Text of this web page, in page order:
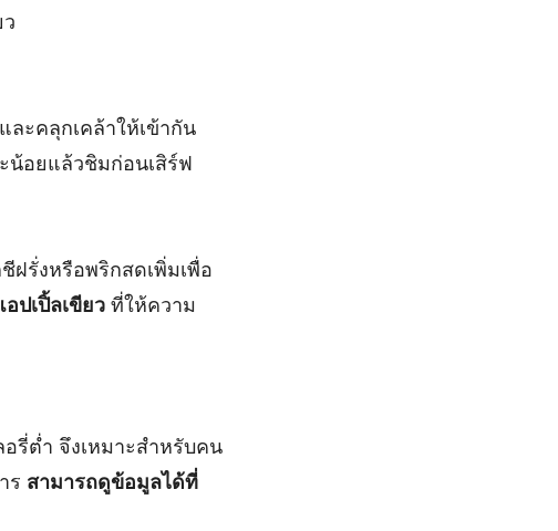
ละคลุกเคล้าให้เข้ากัน
น้อยแล้วชิมก่อนเสิร์ฟ
ฝรั่งหรือพริกสดเพิ่มเพื่อ
ปเปิ้ลเขียว ที่ให้ความ
รี่ต่ำ จึงเหมาะสำหรับคน
ร สามารถดูข้อมูลได้ที่